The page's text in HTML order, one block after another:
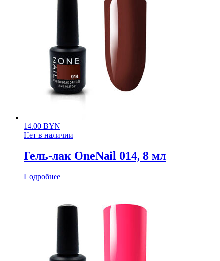
14.00 BYN
Нет в наличии
Гель-лак OneNail 014, 8 мл
Подробнее